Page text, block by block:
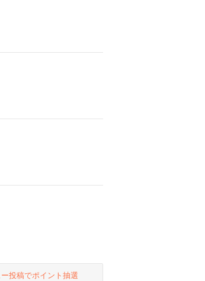
ー投稿でポイント抽選